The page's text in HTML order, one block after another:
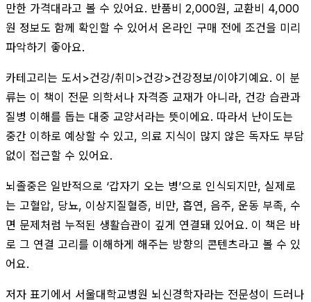
만한 가격대라고 볼 수 있어요. 반품비 2,000원, 교환비 4,000
원 정보도 함께 확인할 수 있어서 온라인 구매 전에 조건을 미리
파악하기 좋아요.
카테고리는 도서>건강/취미>건강>건강정보/이야기예요. 이 분
류는 이 책이 전문 의학서나 자격증 교재가 아니라, 건강 습관과
질병 이해를 돕는 대중 교양서라는 뜻이에요. 따라서 난이도는
중간 이하로 예상할 수 있고, 의료 지식이 많지 않은 독자도 부담
없이 접근할 수 있어요.
뇌졸중은 일반적으로 ‘갑자기 오는 병’으로 인식되지만, 실제로
는 고혈압, 당뇨, 이상지질혈증, 비만, 흡연, 음주, 운동 부족, 수
면 문제처럼 누적된 생활습관이 깊게 연결돼 있어요. 이 책은 바
로 그 연결 고리를 이해하게 해주는 방향의 콘텐츠라고 볼 수 있
어요.
저자 표기에서 서울대학교병원 뇌신경학자라는 전문성이 드러나